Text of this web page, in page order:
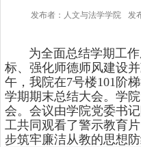
发布者：人文与法学学院 发
为全面总结学期工作
标、强化师德师风建设
午，我院在7号楼101阶
学期期末总结大会。学
会。会议由学院党委书
工共同观看了警示教育
步筑牢廉洁从教的思想防